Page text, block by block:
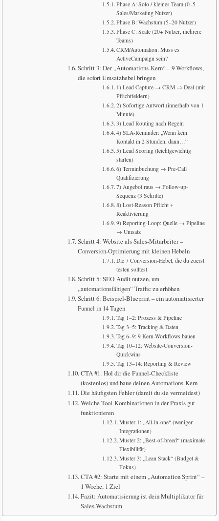
Phase A: Solo / kleines Team (0–5
Sales/Marketing Nutzer)
Phase B: Wachstum (5–20 Nutzer)
Phase C: Scale (20+ Nutzer, mehrere
Teams)
CRM/Automation: Muss es
ActiveCampaign sein?
Schritt 3: Der „Automations-Kern“ – 9 Workflows,
die sofort Umsatzhebel bringen
1) Lead Capture → CRM → Deal (mit
Pflichtfeldern)
2) Sofortige Antwort (innerhalb von 1
Minute)
3) Lead Routing nach Regeln
4) SLA-Reminder: „Wenn kein
Kontakt in 2 Stunden, dann…“
5) Lead Scoring (leichtgewichtig
starten)
6) Terminbuchung → Pre-Call
Qualifizierung
7) Angebot raus → Follow-up-
Sequenz (3 Schritte)
8) Lost-Reason Pflicht +
Reaktivierung
9) Reporting-Loop: Quelle → Pipeline
→ Umsatz
Schritt 4: Website als Sales-Mitarbeiter –
Conversion-Optimierung mit kleinen Hebeln
Die 7 Conversion-Hebel, die du zuerst
testen solltest
Schritt 5: SEO-Audit nutzen, um
„automationsfähigen“ Traffic zu erhöhen
Schritt 6: Beispiel-Blueprint – ein automatisierter
Funnel in 14 Tagen
Tag 1–2: Prozess & Pipeline
Tag 3–5: Tracking & Daten
Tag 6–9: 9 Kern-Workflows bauen
Tag 10–12: Website-Conversion-
Quickwins
Tag 13–14: Reporting & Review
CTA #1: Hol dir die Funnel-Checkliste
(kostenlos) und baue deinen Automations-Kern
Die häufigsten Fehler (damit du sie vermeidest)
Welche Tool-Kombinationen in der Praxis gut
funktionieren
Muster 1: „All-in-one“ (weniger
Integrationen)
Muster 2: „Best-of-breed“ (maximale
Flexibilität)
Muster 3: „Lean Stack“ (Budget &
Fokus)
CTA #2: Starte mit einem „Automation Sprint“ –
1 Woche, 1 Ziel
Fazit: Automatisierung ist dein Multiplikator für
Sales-Wachstum